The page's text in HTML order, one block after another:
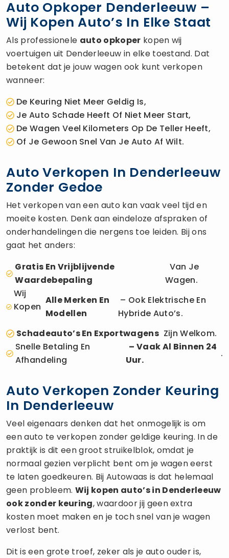
Auto Opkoper Denderleeuw –
Wij Kopen Auto’s In Elke Staat
Als professionele auto opkoper kopen wij
voertuigen uit Denderleeuw in elke toestand. Dat
betekent dat je jouw wagen ook kunt verkopen
wanneer:
De Keuring Niet Meer Geldig Is,
Je Auto Schade Heeft Of Niet Meer Start,
De Wagen Veel Kilometers Op De Teller Heeft,
Of Je Gewoon Snel Van Je Auto Af Wilt.
Auto Verkopen In Denderleeuw
Zonder Gedoe
Het verkopen van een auto kan vaak veel tijd en
moeite kosten. Denk aan eindeloze afspraken of
onderhandelingen die nergens toe leiden. Bij ons
gaat het anders:
Gratis En Vrijblijvende
Waardebepaling
Van Je
Wagen.
Wij
Kopen
Alle Merken En
Modellen
– Ook Elektrische En
Hybride Auto’s.
Schadeauto’s En ExportwagensZijn Welkom.
Snelle Betaling En
Afhandeling
– Vaak Al Binnen 24
Uur.
.
Auto Verkopen Zonder Keuring
In Denderleeuw
Veel eigenaars denken dat het onmogelijk is om
een auto te verkopen zonder geldige keuring. In de
praktijk is dit een groot struikelblok, omdat je
normaal gezien verplicht bent om je wagen eerst
te laten goedkeuren. Bij Autowaas is dat helemaal
geen probleem. Wij kopen auto’s in Denderleeuw
ook zonder keuring, waardoor jij geen extra
kosten moet maken en je toch snel van je wagen
verlost bent.
Dit is een grote troef, zeker als je auto ouder is,